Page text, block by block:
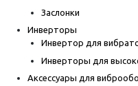
Заслонки
Инверторы
Инвертор для
Инверторы для
Аксессуары для